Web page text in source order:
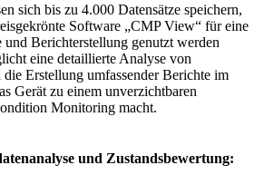
sich bis zu 4.000 Datensätze speichern,
Software „CMP View“ für eine
und Berichterstellung genutzt werden
eine detaillierte Analyse von
Erstellung umfassender Berichte im
Gerät zu einem unverzichtbaren
Monitoring macht.
und Zustandsbewertung: